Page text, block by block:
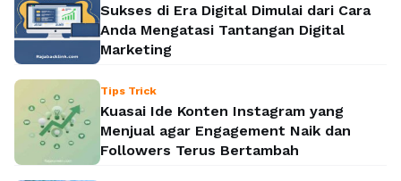
Sukses di Era Digital Dimulai dari Cara
Anda Mengatasi Tantangan Digital
Marketing
Tips Trick
Kuasai Ide Konten Instagram yang
Menjual agar Engagement Naik dan
Followers Terus Bertambah